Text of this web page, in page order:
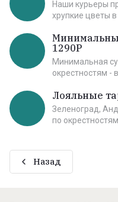
Наши курьеры
хрупкие цветы
1290Р
Минимальная
окрестностям -
Лояльные
Зеленоград,
по
Назад